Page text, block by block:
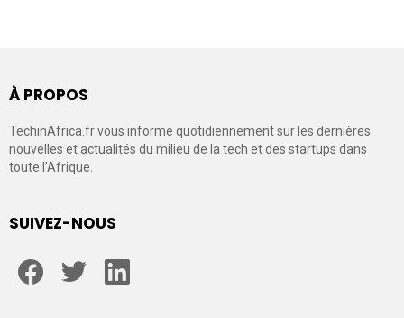
À PROPOS
TechinAfrica.fr vous informe quotidiennement sur les dernières
nouvelles et actualités du milieu de la tech et des startups dans
toute l’Afrique.
SUIVEZ-NOUS